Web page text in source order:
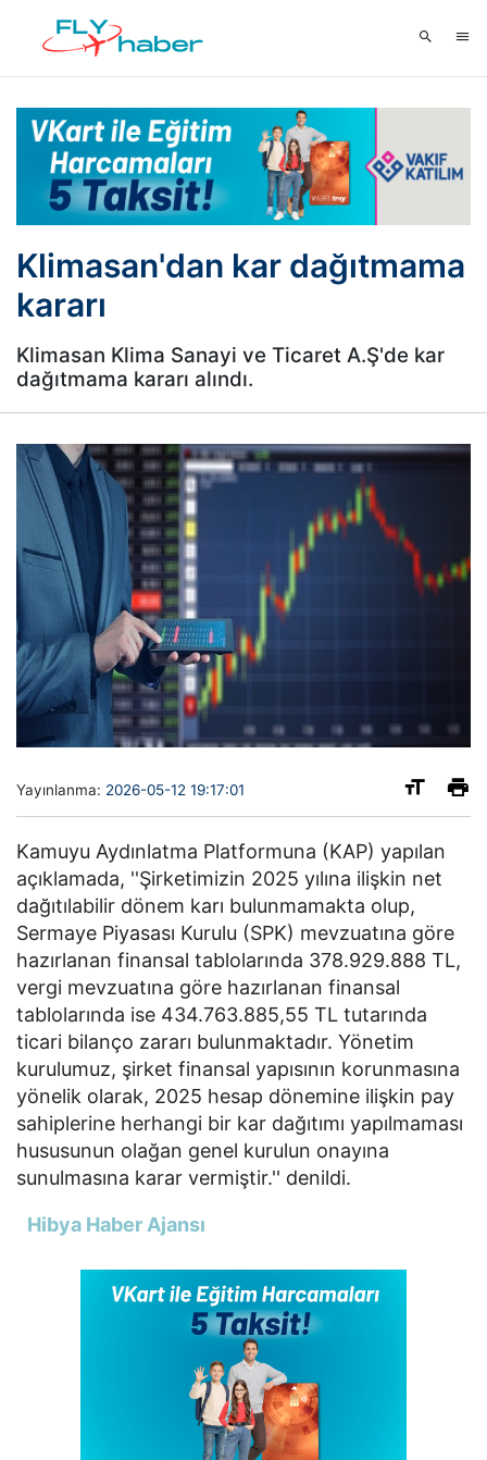
Klimasan'dan kar dağıtmama
kararı
Klimasan Klima Sanayi ve Ticaret A.Ş'de kar
dağıtmama kararı alındı.
Yayınlanma: 2026-05-12 19:17:01
Kamuyu Aydınlatma Platformuna (KAP) yapılan
açıklamada, ''Şirketimizin 2025 yılına ilişkin net
dağıtılabilir dönem karı bulunmamakta olup,
Sermaye Piyasası Kurulu (SPK) mevzuatına göre
hazırlanan finansal tablolarında 378.929.888 TL,
vergi mevzuatına göre hazırlanan finansal
tablolarında ise 434.763.885,55 TL tutarında
ticari bilanço zararı bulunmaktadır. Yönetim
kurulumuz, şirket finansal yapısının korunmasına
yönelik olarak, 2025 hesap dönemine ilişkin pay
sahiplerine herhangi bir kar dağıtımı yapılmaması
hususunun olağan genel kurulun onayına
sunulmasına karar vermiştir.'' denildi.
Hibya Haber Ajansı